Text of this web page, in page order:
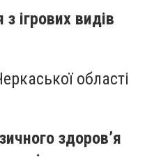
ігрових видів
області
здоров’я